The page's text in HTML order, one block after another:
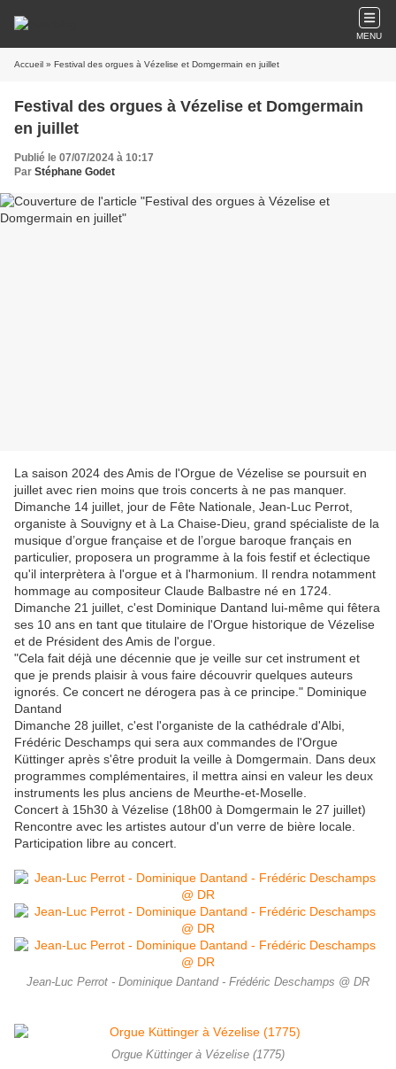
MENU
Accueil » Festival des orgues à Vézelise et Domgermain en juillet
Festival des orgues à Vézelise et Domgermain
en juillet
Publié le 07/07/2024 à 10:17
Par Stéphane Godet
La saison 2024 des Amis de l'Orgue de Vézelise se poursuit en
juillet avec rien moins que trois concerts à ne pas manquer.
Dimanche 14 juillet, jour de Fête Nationale, Jean-Luc Perrot,
organiste à Souvigny et à La Chaise-Dieu, grand spécialiste de la
musique d’orgue française et de l’orgue baroque français en
particulier, proposera un programme à la fois festif et éclectique
qu'il interprètera à l'orgue et à l'harmonium. Il rendra notamment
hommage au compositeur Claude Balbastre né en 1724.
Dimanche 21 juillet, c'est Dominique Dantand lui-même qui fêtera
ses 10 ans en tant que titulaire de l'Orgue historique de Vézelise
et de Président des Amis de l'orgue.
"Cela fait déjà une décennie que je veille sur cet instrument et
que je prends plaisir à vous faire découvrir quelques auteurs
ignorés. Ce concert ne dérogera pas à ce principe." Dominique
Dantand
Dimanche 28 juillet, c'est l'organiste de la cathédrale d'Albi,
Frédéric Deschamps qui sera aux commandes de l'Orgue
Küttinger après s'être produit la veille à Domgermain. Dans deux
programmes complémentaires, il mettra ainsi en valeur les deux
instruments les plus anciens de Meurthe-et-Moselle.
Concert à 15h30 à Vézelise (18h00 à Domgermain le 27 juillet)
Rencontre avec les artistes autour d'un verre de bière locale.
Participation libre au concert.
Jean-Luc Perrot - Dominique Dantand - Frédéric Deschamps @ DR
Orgue Küttinger à Vézelise (1775)